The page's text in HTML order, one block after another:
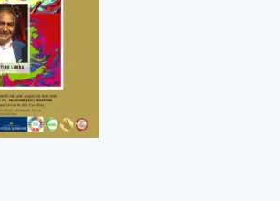
Expositions
Paris 2025